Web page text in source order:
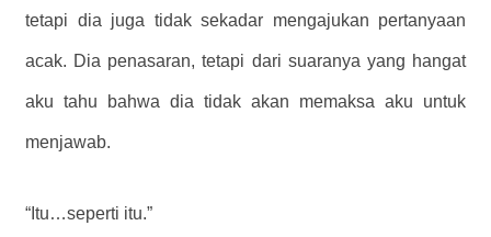
tetapi dia juga tidak sekadar mengajukan pertanyaan
acak. Dia penasaran, tetapi dari suaranya yang hangat
aku tahu bahwa dia tidak akan memaksa aku untuk
menjawab.
“Itu…seperti itu.”